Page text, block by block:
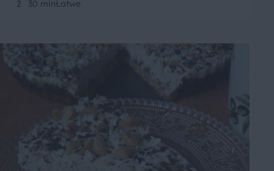
2 30 minŁatwe